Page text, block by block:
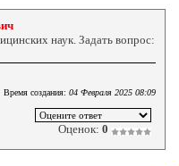
наук. Задать вопрос:
Время создания: 04 Февраля 2025 08:09
Оценок: 0